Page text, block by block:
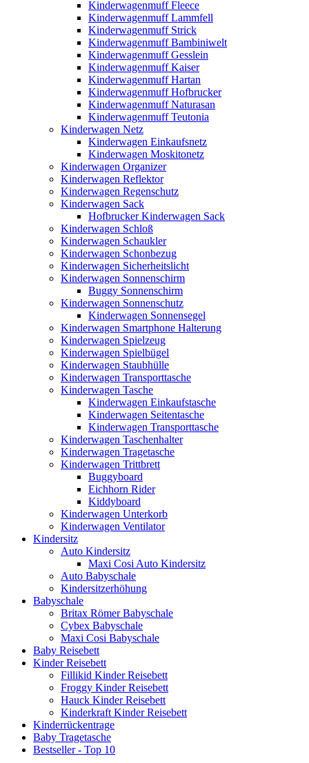
Kinderwagenmuff Fleece
Kinderwagenmuff Lammfell
Kinderwagenmuff Strick
Kinderwagenmuff Bambiniwelt
Kinderwagenmuff Gesslein
Kinderwagenmuff Kaiser
Kinderwagenmuff Hartan
Kinderwagenmuff Hofbrucker
Kinderwagenmuff Naturasan
Kinderwagenmuff Teutonia
Kinderwagen Netz
Kinderwagen Einkaufsnetz
Kinderwagen Moskitonetz
Kinderwagen Organizer
Kinderwagen Reflektor
Kinderwagen Regenschutz
Kinderwagen Sack
Hofbrucker Kinderwagen Sack
Kinderwagen Schloß
Kinderwagen Schaukler
Kinderwagen Schonbezug
Kinderwagen Sicherheitslicht
Kinderwagen Sonnenschirm
Buggy Sonnenschirm
Kinderwagen Sonnenschutz
Kinderwagen Sonnensegel
Kinderwagen Smartphone Halterung
Kinderwagen Spielzeug
Kinderwagen Spielbügel
Kinderwagen Staubhülle
Kinderwagen Transporttasche
Kinderwagen Tasche
Kinderwagen Einkaufstasche
Kinderwagen Seitentasche
Kinderwagen Transporttasche
Kinderwagen Taschenhalter
Kinderwagen Tragetasche
Kinderwagen Trittbrett
Buggyboard
Eichhorn Rider
Kiddyboard
Kinderwagen Unterkorb
Kinderwagen Ventilator
Kindersitz
Auto Kindersitz
Maxi Cosi Auto Kindersitz
Auto Babyschale
Kindersitzerhöhung
Babyschale
Britax Römer Babyschale
Cybex Babyschale
Maxi Cosi Babyschale
Baby Reisebett
Kinder Reisebett
Fillikid Kinder Reisebett
Froggy Kinder Reisebett
Hauck Kinder Reisebett
Kinderkraft Kinder Reisebett
Kinderrückentrage
Baby Tragetasche
Bestseller - Top 10